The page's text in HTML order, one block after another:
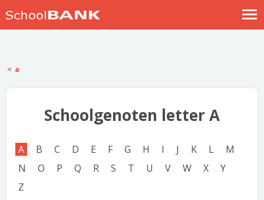
Help
a
Schoolgenoten letter A
A B C D E F G H I J K L
M
N
O P Q R S T U V W X
Y
Z